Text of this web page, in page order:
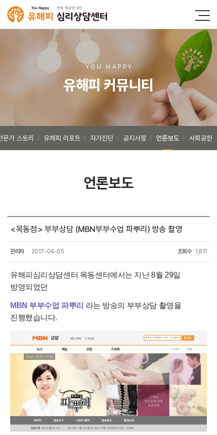
YOU HAPPY
유해피 커뮤니티
문가 스토리 유해피 리포트 자가진단 공지사항 언론보도 사회공헌
언론보도
<목동점> 부부상담 (MBN부부수업 파뿌리) 방송 촬영
관리자 2017-04-05 조회수 1,811
유해피심리상담센터 목동센터에서는 지난8월 29일
방영되었던
MBN 부부수업 파뿌리 라는 방송의 부부상담 촬영을
진행했습니다.